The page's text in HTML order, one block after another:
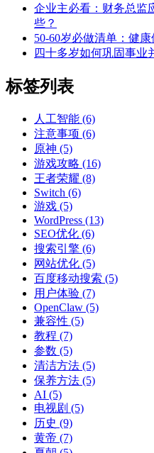
企业主必看：财务总监
些？
50-60岁必做清单：健
四十多岁如何巩固事业
标签列表
人工智能 (6)
注意事项 (6)
原神 (5)
游戏攻略 (16)
王者荣耀 (8)
Switch (6)
游戏 (5)
WordPress (13)
SEO优化 (6)
搜索引擎 (6)
网站优化 (5)
百度移动搜索 (5)
用户体验 (7)
OpenClaw (5)
兼容性 (5)
教程 (7)
参数 (5)
清洁方法 (5)
保养方法 (5)
AI (5)
电视剧 (5)
历史 (9)
黄帝 (7)